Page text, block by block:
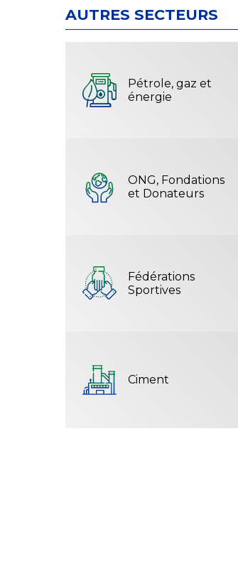
AUTRES SECTEURS
Pétrole, gaz et
énergie
ONG, Fondations
et Donateurs
Fédérations
Sportives
Ciment